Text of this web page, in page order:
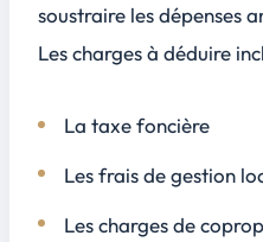
soustraire les dépenses
Les charges à déduire
La taxe foncière
Les frais de gestion
Les charges de